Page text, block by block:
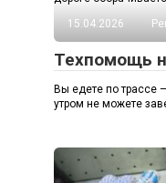
15.04.2026
Техпомощь
Вы едете по трассе
утром не можете